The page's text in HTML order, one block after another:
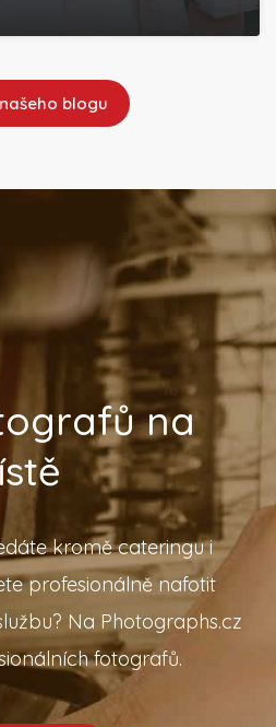
blogu
na
kromě cateringu i
profesionálně nafotit
Na Photographs.cz
fotografů.